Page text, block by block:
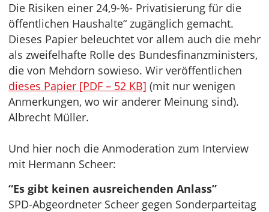
Die Risiken einer 24,9-%- Privatisierung für die
öffentlichen Haushalte“ zugänglich gemacht.
Dieses Papier beleuchtet vor allem auch die mehr
als zweifelhafte Rolle des Bundesfinanzministers,
die von Mehdorn sowieso. Wir veröffentlichen
dieses Papier [PDF – 52 KB] (mit nur wenigen
Anmerkungen, wo wir anderer Meinung sind).
Albrecht Müller.
Und hier noch die Anmoderation zum Interview
mit Hermann Scheer:
“Es gibt keinen ausreichenden Anlass”
SPD-Abgeordneter Scheer gegen Sonderparteitag